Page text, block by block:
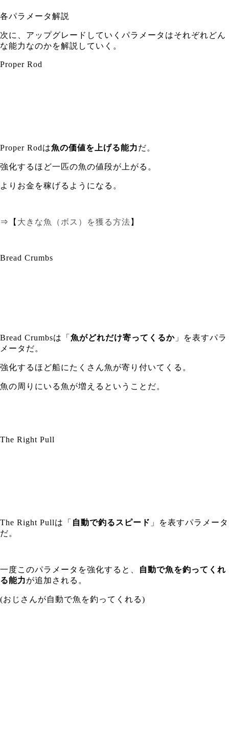
各パラメータ解説
次に、アップグレードしていくパラメータはそれぞれどん
な能力なのかを解説していく。
Proper Rod
Proper Rodは魚の価値を上げる能力だ。
強化するほど一匹の魚の値段が上がる。
よりお金を稼げるようになる。
⇒【 大きな魚（ボス）を獲る方法 】
Bread Crumbs
Bread Crumbsは「 魚がどれだけ寄ってくるか 」を表すパラ
メータだ。
強化するほど船にたくさん魚が寄り付いてくる。
魚の周りにいる魚が増えるということだ。
The Right Pull
The Right Pullは「 自動で釣るスピード 」を表すパラメータ
だ。
一度このパラメータを強化すると、
自動で魚を釣ってくれ
る能力が追加される。
(おじさんが自動で魚を釣ってくれる)